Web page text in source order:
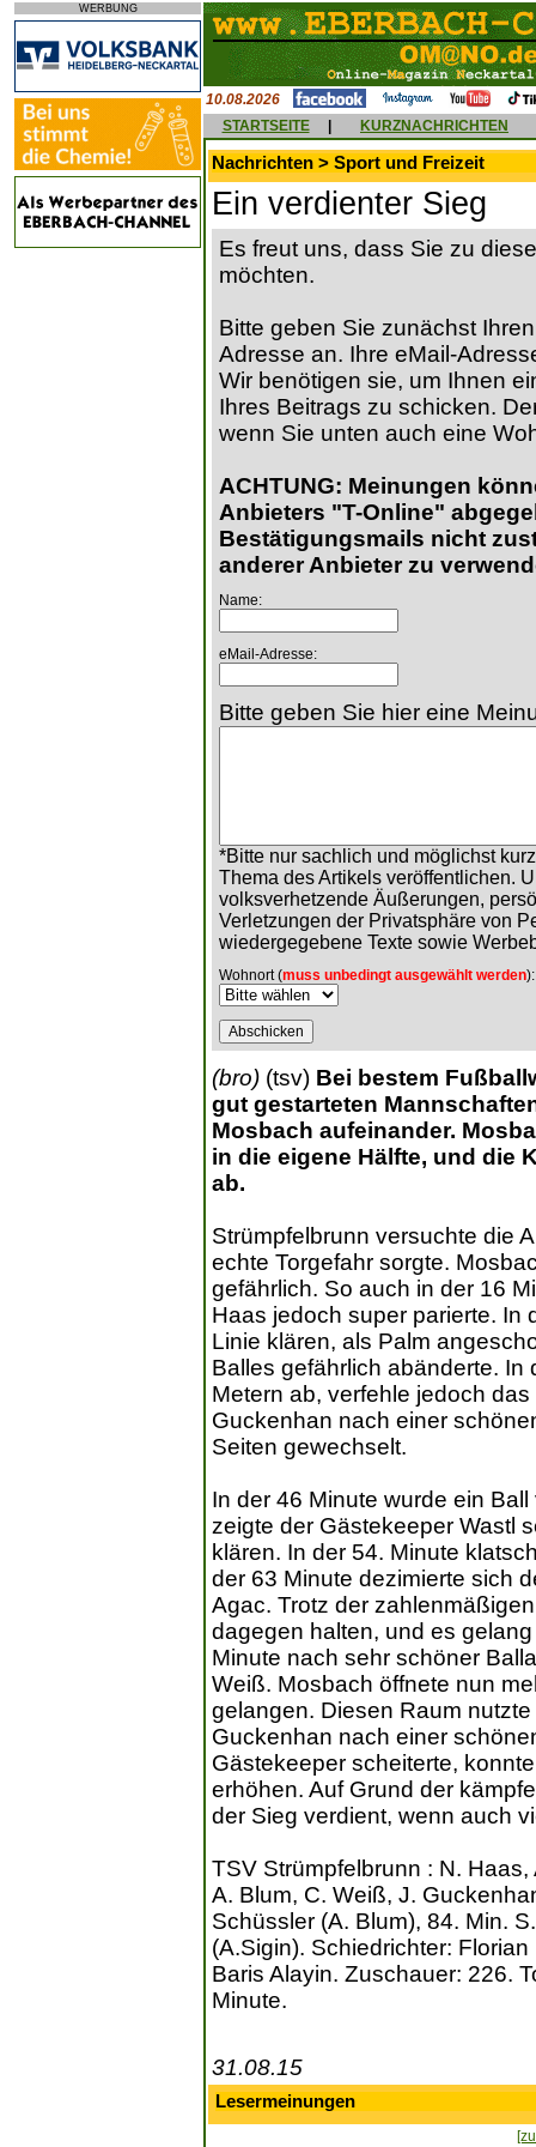
WERBUNG
10.08.2026
STARTSEITE
KURZNACHRICHTEN
Nachrichten > Sport und Freizeit
Ein verdienter Sieg
Es freut uns, dass Sie zu
möchten.
Bitte geben Sie zunächst
Adresse an. Ihre eMail-
Wir benötigen sie, um Ihnen
Ihres Beitrags zu schicken.
wenn Sie unten auch eine
ACHTUNG: Meinungen
Anbieters "T-Online"
Bestätigungsmails nicht
anderer Anbieter zu
Name:
eMail-Adresse:
Bitte geben Sie hier eine
*Bitte nur sachlich und möglichst
Thema des Artikels veröffentlichen.
volksverhetzende Äußerungen,
Verletzungen der Privatsphäre von
wiedergegebene Texte sowie
Wohnort (muss unbedingt ausgewählt werden):
(bro) (tsv) Bei bestem
gut gestarteten
Mosbach aufeinander.
in die eigene Hälfte, und die
ab.
Strümpfelbrunn versuchte die
echte Torgefahr sorgte.
gefährlich. So auch in der 16
Haas jedoch super parierte. In
Linie klären, als Palm
Balles gefährlich abänderte.
Metern ab, verfehle jedoch
Guckenhan nach einer
Seiten gewechselt.
In der 46 Minute wurde ein
zeigte der Gästekeeper Wastl
klären. In der 54. Minute
der 63 Minute dezimierte sich
Agac. Trotz der
dagegen halten, und es
Minute nach sehr schöner
Weiß. Mosbach öffnete nun
gelangen. Diesen Raum
Guckenhan nach einer
Gästekeeper scheiterte,
erhöhen. Auf Grund der
der Sieg verdient, wenn auch
TSV Strümpfelbrunn : N.
A. Blum, C. Weiß, J.
Schüssler (A. Blum), 84. Min.
(A.Sigin). Schiedrichter:
Baris Alayin. Zuschauer: 226.
Minute.
31.08.15
Lesermeinungen